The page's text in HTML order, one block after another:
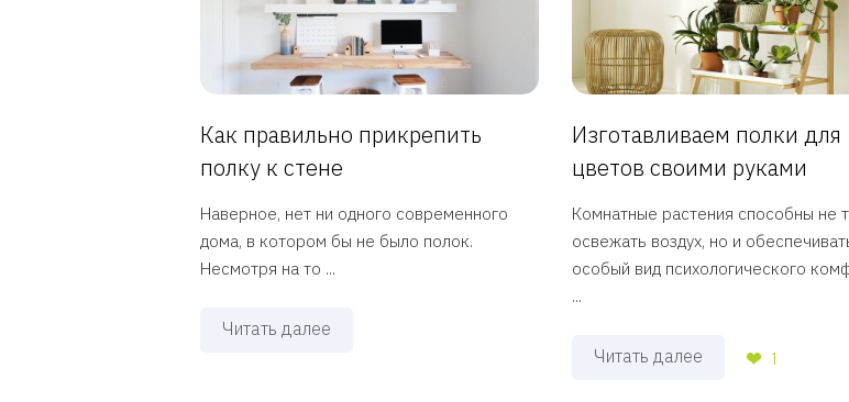
Как правильно прикрепить
полку к стене
Наверное, нет ни одного современного
дома, в котором бы не было полок.
Несмотря на то ...
Читать далее
Изготавливаем полки для
цветов своими руками
Комнатные растения способны не
освежать воздух, но и
особый вид психологического
...
Читать далее 1